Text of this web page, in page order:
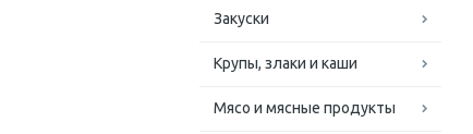
Закуски
Крупы, злаки и каши
Мясо и мясные продукты